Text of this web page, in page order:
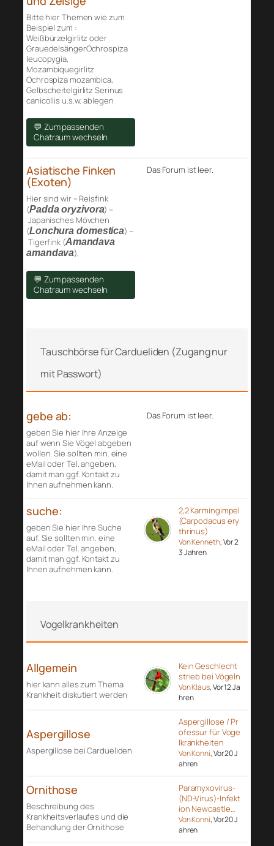
Bitte hier Themen wie zum
Beispiel zum :
Weißbürzelgirlitz oder
GrauedelsängerOchrospiza
leucopygia,
Mozambiquegirlitz
Ochrospiza mozambica,
Gelbscheitelgirlitz Serinus
canicollis u.s.w. ablegen
💬 Zum passenden
Chatraum wechseln
Asiatische Finken
(Exoten)
Hier sind wir – Reisfink
(Padda oryzivora) –
Japanisches Mövchen
(Lonchura domestica) –
Tigerfink (Amandava
amandava),
💬 Zum passenden
Chatraum wechseln
Das Forum ist leer.
Tauschbörse für Cardueliden (Zugang nur
mit Passwort)
gebe ab:
geben Sie hier Ihre Anzeige
auf wenn Sie Vögel abgeben
wollen. Sie sollten min. eine
eMail oder Tel. angeben,
damit man ggf. Kontakt zu
Ihnen aufnehmen kann.
Das Forum ist leer.
suche:
geben Sie hier Ihre Suche
auf. Sie sollten min. eine
eMail oder Tel. angeben,
damit man ggf. Kontakt zu
Ihnen aufnehmen kann.
2,2 Karmingimpel
(Carpodacus ery
thrinus)
Von Kenneth, Vor 2
3 Jahren
Vogelkrankheiten
Allgemein
hier kann alles zum Thema
Krankheit diskutiert werden
Kein Geschlecht
strieb bei Vögeln
Von Klaus, Vor 12 Ja
hren
Aspergillose
Aspergillose bei Cardueliden
Aspergillose / Pr
ofessur für Voge
lkrankheiten
Von Konni, Vor 20 J
ahren
Ornithose
Beschreibung des
Krankheitsverlaufes und die
Behandlung der Ornithose
Paramyxovirus-
(ND-Virus)-Infekt
ion Newcastle…
Von Konni, Vor 20 J
ahren